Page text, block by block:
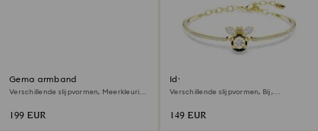
Gema armband
Verschillende slijpvormen, Meerkleurig,
199 EUR
Idyllia armband
Verschillende slijpvormen, Bij,
149 EUR